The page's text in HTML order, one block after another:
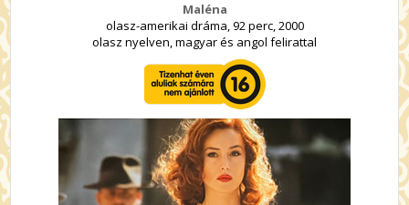
Maléna
olasz-amerikai dráma, 92 perc, 2000
olasz nyelven, magyar és angol felirattal